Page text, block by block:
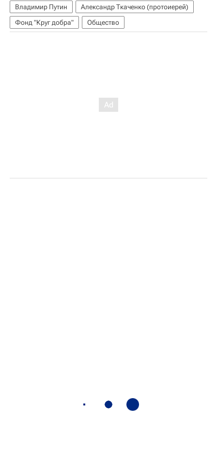
Владимир Путин
Александр Ткаченко (протоиерей)
Фонд "Круг добра"
Общество